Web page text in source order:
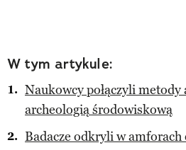
W tym artykule:
Naukowcy połączyli
archeologią środowiskową
Badacze odkryli w amforach